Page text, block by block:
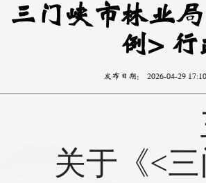
三门峡市林业
例>
发布日期： 2026-04-29 17:10
关于《<